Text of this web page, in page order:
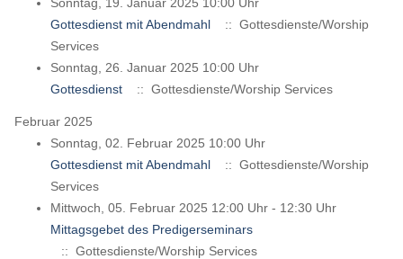
Sonntag, 19. Januar 2025 10:00 Uhr
Gottesdienst mit Abendmahl
:: Gottesdienste/Worship
Services
Sonntag, 26. Januar 2025 10:00 Uhr
Gottesdienst
:: Gottesdienste/Worship Services
Februar 2025
Sonntag, 02. Februar 2025 10:00 Uhr
Gottesdienst mit Abendmahl
:: Gottesdienste/Worship
Services
Mittwoch, 05. Februar 2025 12:00 Uhr - 12:30 Uhr
Mittagsgebet des Predigerseminars
:: Gottesdienste/Worship Services